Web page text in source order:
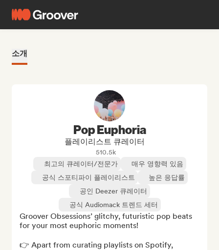
소개
Pop Euphoria
플레이리스트 큐레이터
510.5k
최고의 큐레이터/전문가
매우 영향력 있음
공식 스포티파이 플레이리스트
높은 응답률
공인 Deezer 큐레이터
공식 Audiomack 트렌드 세터
Groover Obsessions’ glitchy, futuristic pop beats
for your most euphoric moments!
👉 Apart from curating playlists on Spotify,